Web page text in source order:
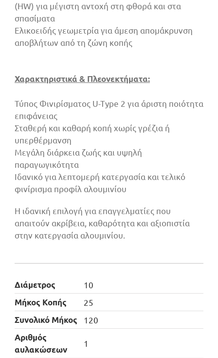
(HW) για μέγιστη αντοχή στη φθορά και στα
σπασίματα
Ελικοειδής γεωμετρία για άμεση απομάκρυνση
αποβλήτων από τη ζώνη κοπής
Χαρακτηριστικά & Πλεονεκτήματα:
Τύπος Φινιρίσματος U-Type 2 για άριστη ποιότητα
επιφάνειας
Σταθερή και καθαρή κοπή χωρίς γρέζια ή
υπερθέρμανση
Μεγάλη διάρκεια ζωής και υψηλή
παραγωγικότητα
Ιδανικό για λεπτομερή κατεργασία και τελικό
φινίρισμα προφίλ αλουμινίου
Η ιδανική επιλογή για επαγγελματίες που
απαιτούν ακρίβεια, καθαρότητα και αξιοπιστία
στην κατεργασία αλουμινίου.
Διάμετρος
10
Μήκος Κοπής
25
Συνολικό Μήκος
120
Αριθμός
αυλακώσεων
1